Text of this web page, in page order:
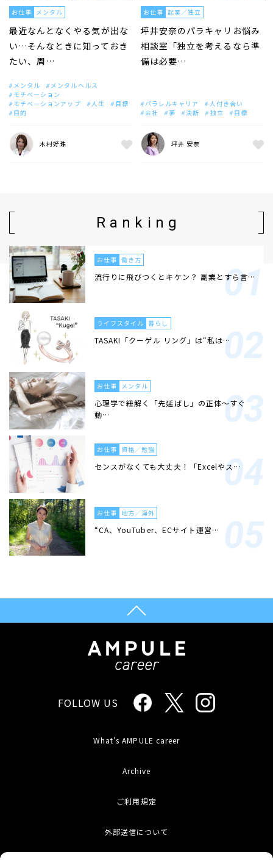
お仕事 メンタル
最近なんとなくやる気が出な
い…そんなときに知っておき
たい、周…
メンタル
メンタルヘルス
モチベーション
モチベーションアップ
人生
目標
目的
木村好珠
お仕事 起業／独立
坪井安奈のパラキャリお悩み
相談室「独立を考えるなら準
備は必要…
パラレルキャリア
人付き合い
会社
夢 決断 独立 目標
坪井 安奈
Ranking
お仕事 働き方
流行りに飛びつくとキケン？ 副業とすら言…
ライフスタイル 暮らし
TASAKI「クーゲル リング」は“私は…
お仕事 メンタル
心理学で紐解く「先延ばし」の正体〜すぐ
動…
お仕事 資格／勉強
センスがなくても大丈夫！「Excelやス…
お仕事 地方／海外
“CA、YouTuber、ECサイト運営…
FOLLOW US
What's AMPULE career
Archive
ご利用規定
外部送信について